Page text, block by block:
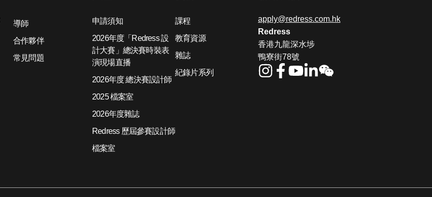
導師
合作夥伴
常見問題
申請須知
2026年度「Redress 設
計大賽」總決賽時裝表
演現場直播
2026年度 總決賽設計師
2025 檔案室
2026年度雜誌
Redress 歷屆參賽設計師
檔案室
課程
教育資源
雜誌
紀錄片系列
apply@redress.com.hk
Redress
香港九龍深水埗
鴨寮街78號